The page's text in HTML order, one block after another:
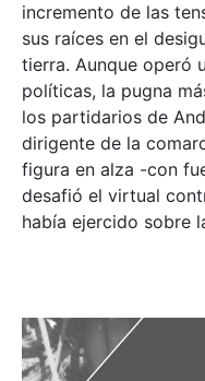
incremento de las
sus raíces en el
tierra. Aunque operó
políticas, la pugna
los partidarios de
dirigente de la
figura en alza -con
desafió el virtual
había ejercido sobre